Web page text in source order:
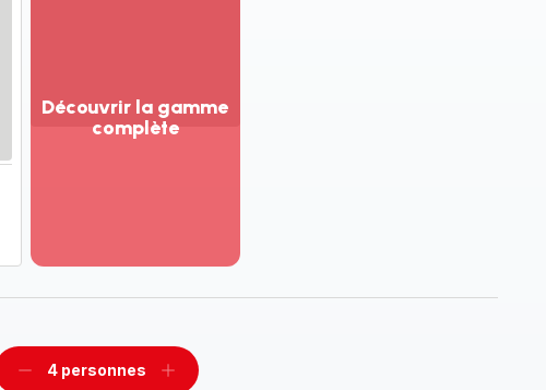
Découvrir la gamme
complète
-
Supprimer
4 personnes
Ajouter